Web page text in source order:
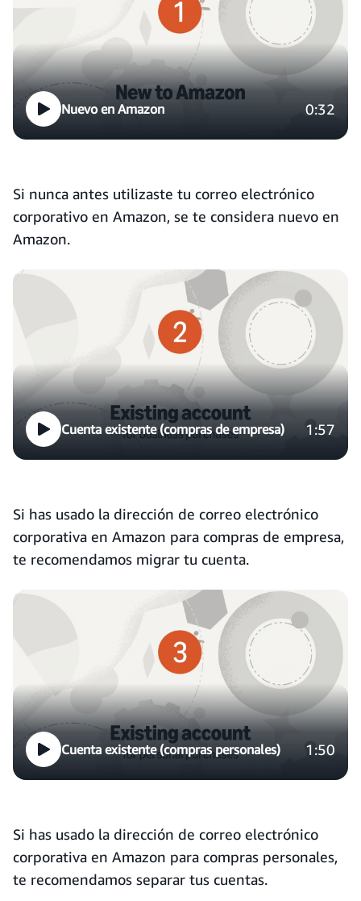
Nuevo en Amazon 0:32
Si nunca antes utilizaste tu correo electrónico
corporativo en Amazon, se te considera nuevo en
Amazon.
Cuenta existente (compras de empresa) 1:57
Si has usado la dirección de correo electrónico
corporativa en Amazon para compras de empresa,
te recomendamos migrar tu cuenta.
Cuenta existente (compras personales) 1:50
Si has usado la dirección de correo electrónico
corporativa en Amazon para compras personales,
te recomendamos separar tus cuentas.